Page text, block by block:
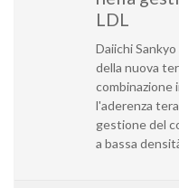
LDL
Daiichi
della nuova
combinazione
l'aderenza
gestione del
a bassa